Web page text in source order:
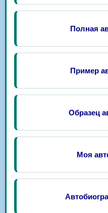
Полная
Пример
Образец
Моя